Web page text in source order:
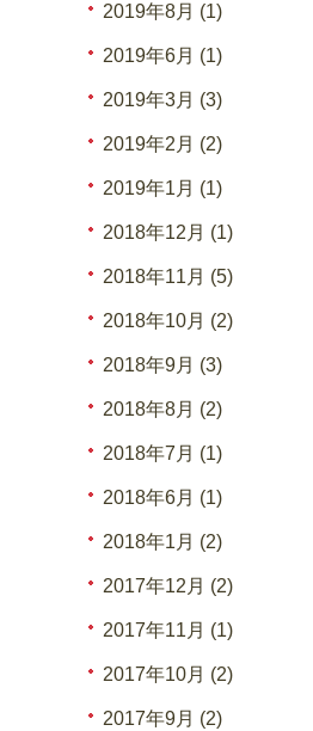
2019年8月 (1)
2019年6月 (1)
2019年3月 (3)
2019年2月 (2)
2019年1月 (1)
2018年12月 (1)
2018年11月 (5)
2018年10月 (2)
2018年9月 (3)
2018年8月 (2)
2018年7月 (1)
2018年6月 (1)
2018年1月 (2)
2017年12月 (2)
2017年11月 (1)
2017年10月 (2)
2017年9月 (2)